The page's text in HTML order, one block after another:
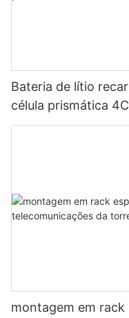
Bateria de lítio
célula prismática
montagem em